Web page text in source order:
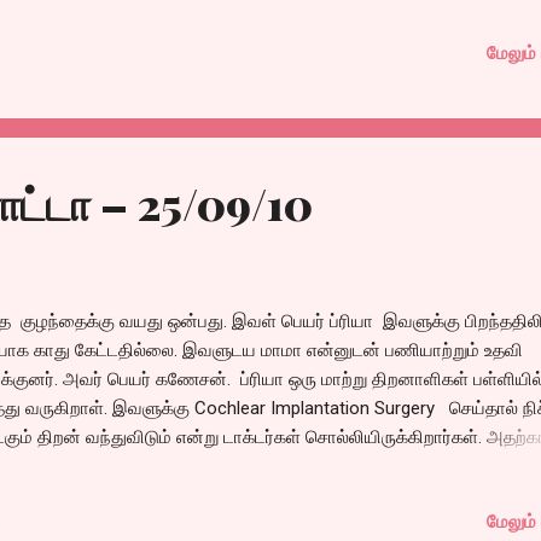
ஜெயிப்பது என்ற வரைமுறைக்குள் வரும் கதை என்றாலும் ஆர்டிஸ்ட்
சல்மான் கான். ஆரம்ப சண்டைக் காட்சியிலிருந்து,
காட்சிவரை அவர் ராஜ்ஜியம் தான். ஒரு மாதிரியான அரகன்ஸ்,
இல்லை தமிழ் படம் போல கிண்டல்
என்ற சந்தேகம் நிச்சயம் வரத்தான் செய்யும்
மேலும்
– 25/09/10
குழந்தைக்கு வயது ஒன்பது. இவள் பெயர் ப்ரியா இவளுக்கு
காது கேட்டதில்லை. இவளுடய மாமா என்னுடன் பணியாற்றும் உதவி
அவர் பெயர் கணேசன். ப்ரியா ஒரு மாற்று திறனாளிகள்
வருகிறாள். இவளுக்கு Cochlear Implantation Surgery செய்தால்
திறன் வந்துவிடும் என்று டாக்டர்கள் சொல்லியிருக்கிறார்கள்.
பின்பு எப்போதுமே செய்ய முடியாது என்று சொல்கிறார்கள்.
மேலும்